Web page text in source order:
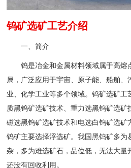
钨矿选矿工艺介绍
一、简介
钨是冶金和金属材料领域属于高熔
属，广泛应用于宇宙、原子能、船舶
业、化学工业等多个领域。钨矿选矿工
质黑钨矿选矿技术、重力选黑钨矿选矿
磁选黑钨矿选矿技术和电选白钨矿选矿
钨矿主要选择浮选矿。我国黑钨矿多为
杂，多为难选矿石，品位低，无法大量
还没有回收利用。